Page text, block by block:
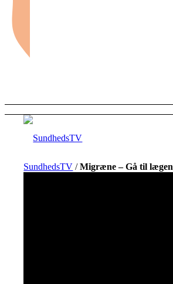
SundhedsTV / Migræne – Gå til lægen